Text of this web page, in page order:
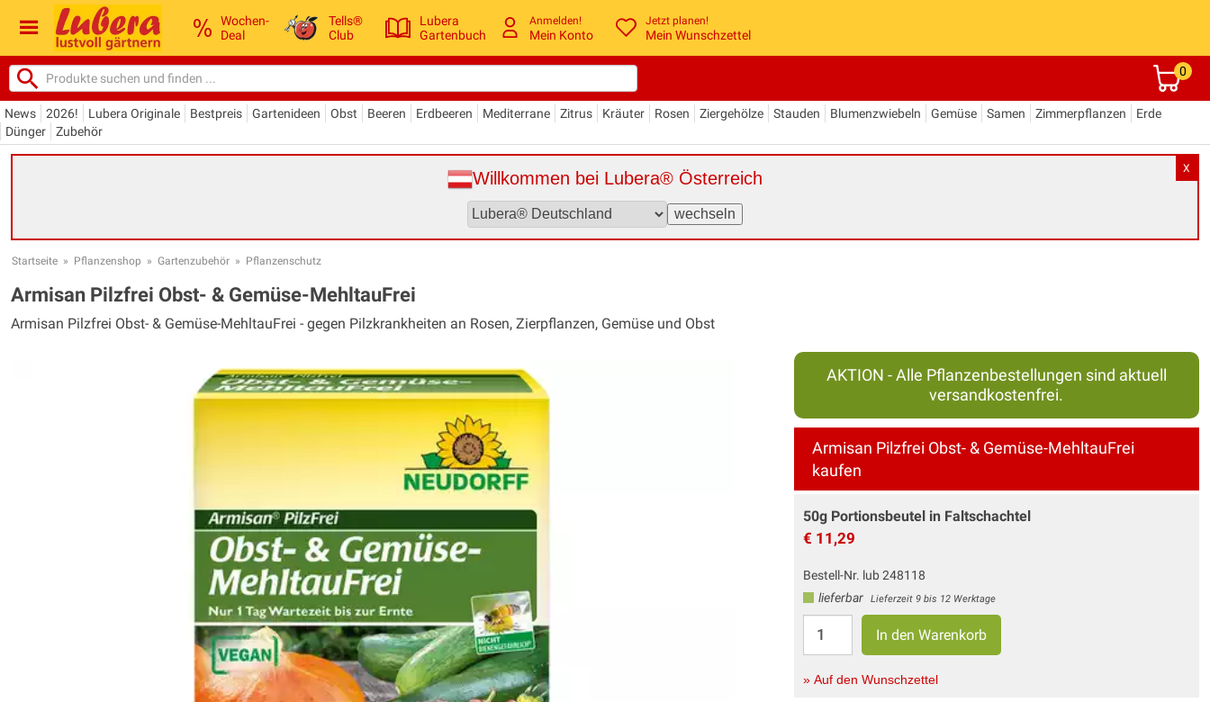
Wochen-
Deal
Tells®
Club
Lubera
Gartenbuch
Anmelden!
Mein Konto
Jetzt planen!
Mein Wunschzettel
0
News 2026! Lubera Originale Bestpreis Gartenideen Obst Beeren Erdbeeren Mediterrane Zitrus Kräuter Rosen Ziergehölze Stauden Blumenzwiebeln Gemüse Samen Zimmerpflanzen
Erde
Dünger
Zubehör
X
Willkommen bei Lubera® Österreich
Startseite » Pflanzenshop » Gartenzubehör » Pflanzenschutz
Armisan Pilzfrei Obst- & Gemüse-MehltauFrei
Armisan Pilzfrei Obst- & Gemüse-MehltauFrei - gegen Pilzkrankheiten an Rosen, Zierpflanzen, Gemüse und Obst
AKTION - Alle Pflanzenbestellungen sind aktuell
versandkostenfrei.
Armisan Pilzfrei Obst- & Gemüse-MehltauFrei
kaufen
50g Portionsbeutel in Faltschachtel
€ 11,29
Bestell-Nr. lub 248118
lieferbar
Lieferzeit 9 bis 12 Werktage
» Auf den Wunschzettel